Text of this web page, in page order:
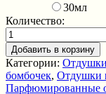
30мл
Количество:
Добавить в корзину
Категории:
бомбочек, Отдушки
Парфюмированные